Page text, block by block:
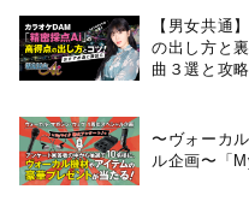
【男女共通
の出し方と
曲３選と攻
〜ヴォーカ
ル企画〜「